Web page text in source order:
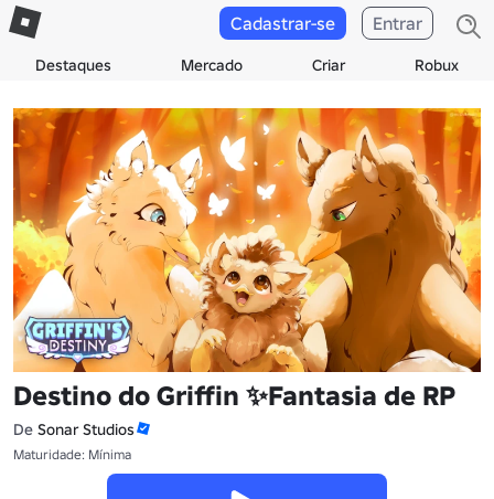
Destaques Mercado Criar Robux
Cadastrar-se Entrar
Destino do Griffin ✨Fantasia de RP
De Sonar Studios
Maturidade: Mínima